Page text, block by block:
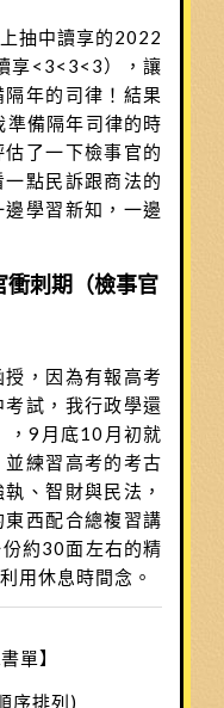
抽中讀享的2022
享<3<3<3），讓
年的司律！結果
備隔年司律的時
了一下檢事官的
點民訴跟商法的
學習新知，一邊
衝刺期（檢事官
，因為有報高考
試，我行政學還
，9月底10月初就
練習高考的考古
、智財與民法，
西配合總複習講
約30面左右的精
用休息時間念。
單】
序排列)